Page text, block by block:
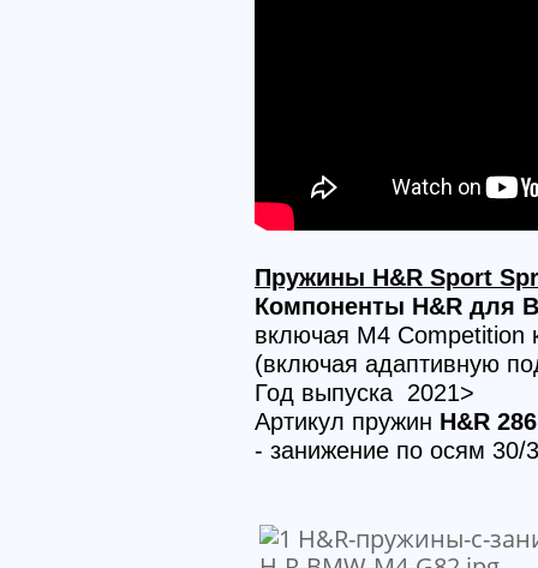
Пружины H&R Sport
Компоненты H&R для
включая M4 Competition
(включая адаптивную
Год выпуска 2021>
Артикул пружин H&R
- занижение по осям